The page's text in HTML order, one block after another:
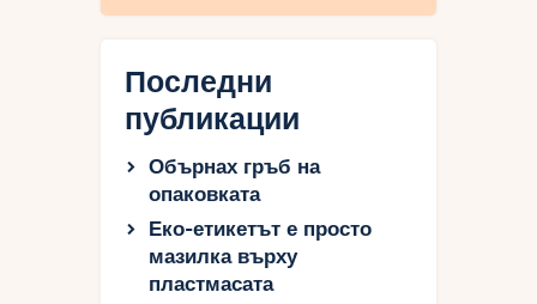
Последни
публикации
Обърнах гръб на
опаковката
Еко-етикетът е просто
мазилка върху
пластмасата